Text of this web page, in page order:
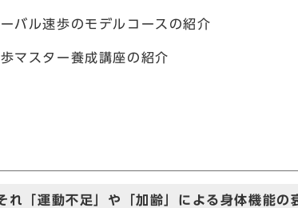
バル速歩のモデルコースの紹介
マスター養成講座の紹介
れ「運動不足」や「加齢」による身体機能の